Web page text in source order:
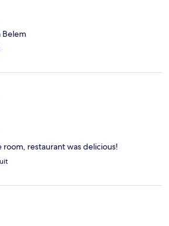
Belem
restaurant was delicious!